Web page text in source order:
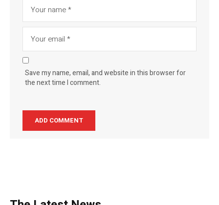
Save my name, email, and website in this browser for
the next time I comment.